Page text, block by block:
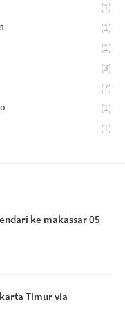
(1)
(1)
(1)
(3)
(7)
(1)
(1)
ke makassar 05
Timur via